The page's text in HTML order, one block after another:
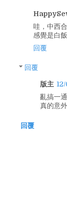
哇，中西合
感覺是白
回覆
回覆
版主
亂搞一
真的意
回覆